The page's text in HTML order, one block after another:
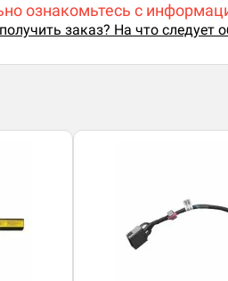
ознакомьтесь с
заказ? На что следует